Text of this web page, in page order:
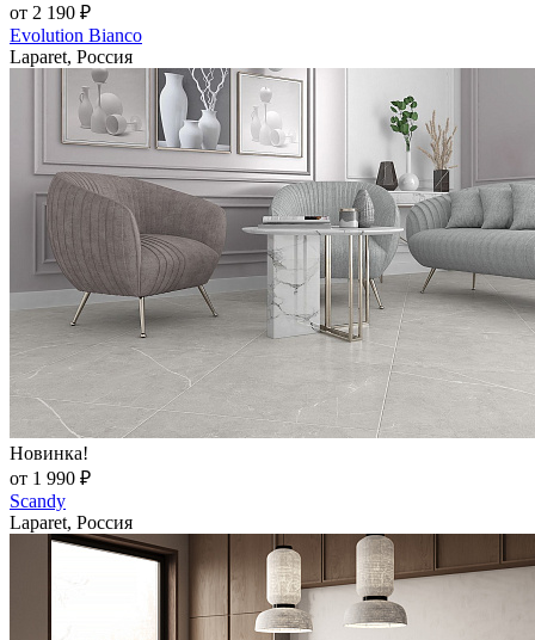
от 2 190 ₽
Evolution Bianco
Laparet, Россия
Новинка!
от 1 990 ₽
Scandy
Laparet, Россия